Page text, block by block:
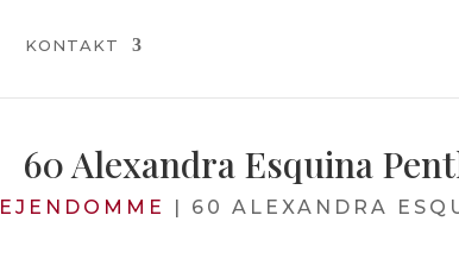
KONTAKT
60 Alexandra Esquina
EJENDOMME | 60 ALEXANDRA